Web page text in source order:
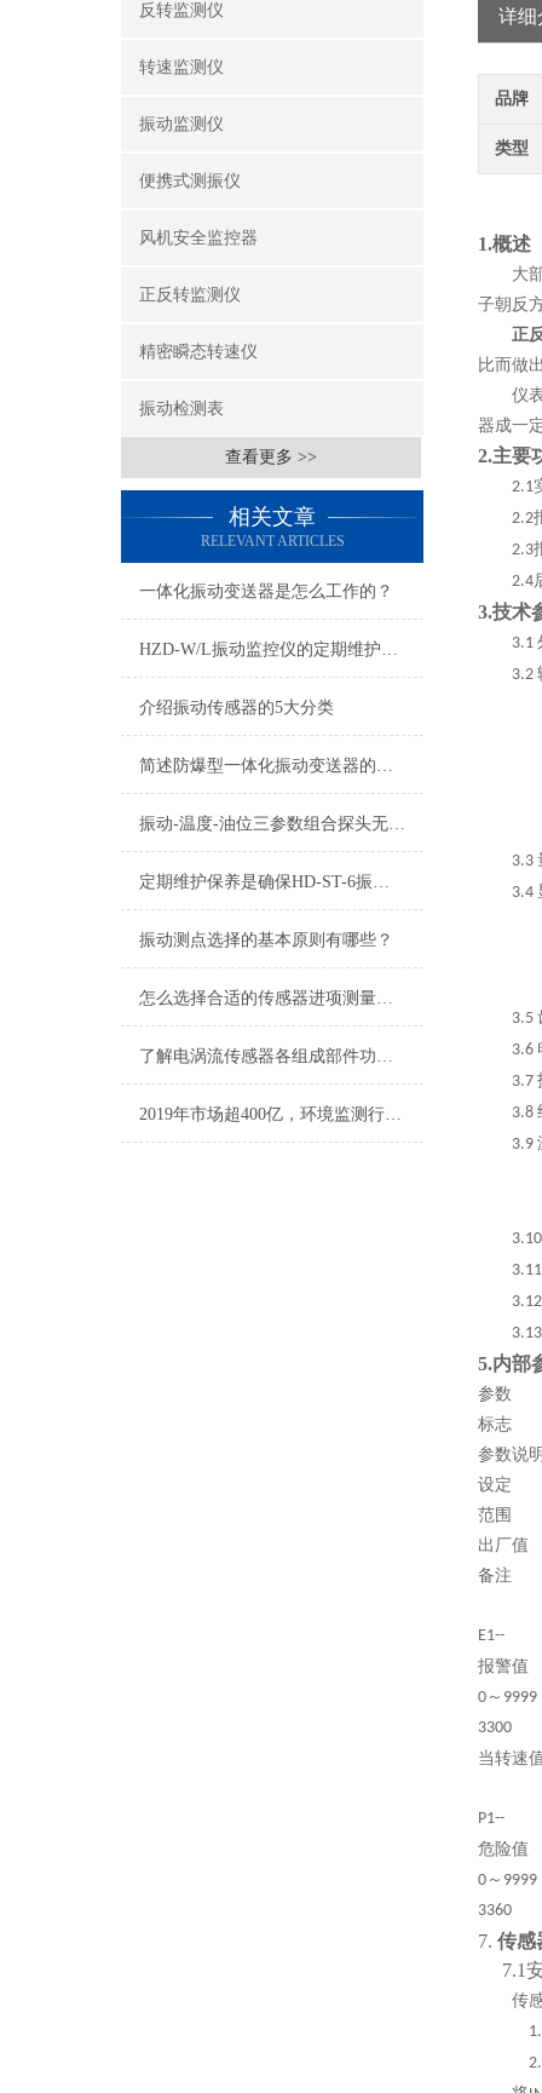
反转监测仪
转速监测仪
振动监测仪
便携式测振仪
风机安全监控器
正反转监测仪
精密瞬态转速仪
振动检测表
查看更多 >>
相关文章
RELEVANT ARTICLES
一体化振动变送器是怎么工作的？
HZD-W/L振动监控仪的定期维护保养制度介绍
介绍振动传感器的5大分类
简述防爆型一体化振动变送器的常见故障解决方法
振动-温度-油位三参数组合探头无信号故障原因有哪些？
定期维护保养是确保HD-ST-6振动速度传感器可靠性的关键
振动测点选择的基本原则有哪些？
怎么选择合适的传感器进项测量，减少传感器测试带来的影响？
了解电涡流传感器各组成部件功能特点才能更好的使用它
2019年市场超400亿，环境监测行业迎优先机遇
详细
品牌
类型
1.概述
大
子朝反
正
比而做
仪
器成一
2.主要
2.1
2.2
2.3
2.4
3.技术
3.1
3.2
3.3
3.4
3.5
3.6
3.7
3.8
3.9
3.11
3.13
5.内部
参数
标志
参数说
设定
范围
出厂值
备注
E1--
报警值
0 ～ 9999
3300
当转速
P1--
危险值
0 ～ 9999
3360
7. 传感
7.1
传